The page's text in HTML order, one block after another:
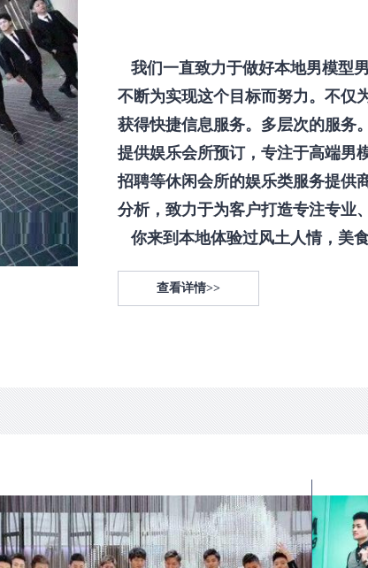
我们一直致力于做好本地男模型
不断为实现这个目标而努力。不仅
获得快捷信息服务。多层次的服务。
提供娱乐会所预订，专注于高端男
招聘等休闲会所的娱乐类服务提供
分析，致力于为客户打造专注专业
你来到本地体验过风土人情，美
查看详情>>